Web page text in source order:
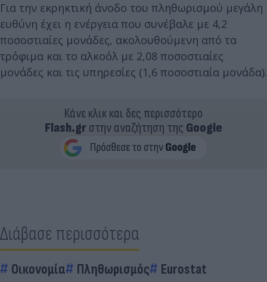
Για την εκρηκτική άνοδο του πληθωρισμού μεγάλη
ευθύνη έχει η ενέργεια που συνέβαλε με 4,2
ποσοστιαίες μονάδες, ακολουθούμενη από τα
τρόφιμα και το αλκοόλ με 2,08 ποσοστιαίες
μονάδες και τις υπηρεσίες (1,6 ποσοστιαία μονάδα).
Κάνε κλικ και δες περισσότερο
Flash.grστην αναζήτηση της Google
Διάβασε περισσότερα
Οικονομία Πληθωρισμός Eurostat